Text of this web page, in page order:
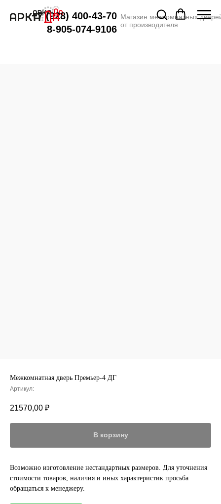
Магазин межкомнатных
от производителя
+7 (928) 400-43-70
8-905-074-9106
Межкомнатная дверь Премьер-4 ДГ
Артикул:
21570,00 ₽
В корзину
Возможно изготовление нестандартных размеров. Для уточнения
стоимости товаров, наличия и иных характеристик просьба
обращаться к менеджеру.